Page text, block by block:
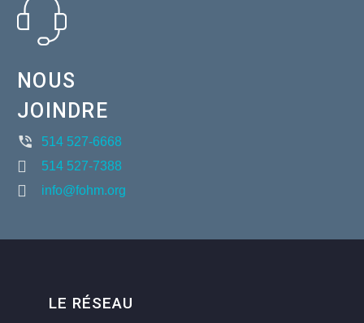
NOUS
JOINDRE
514 527-6668
514 527-7388
info@fohm.org
LE RÉSEAU